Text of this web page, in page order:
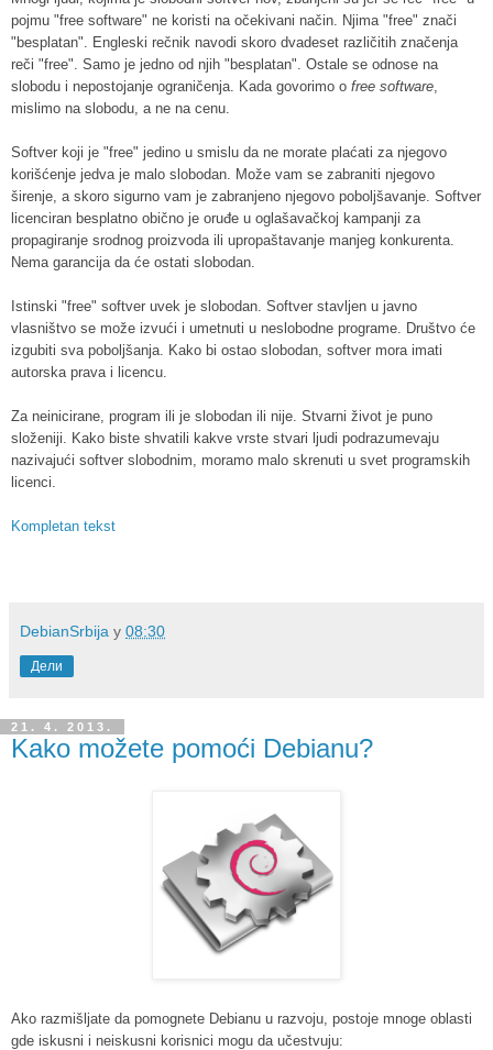
pojmu "free software" ne koristi na očekivani način. Njima "free" znači
"besplatan". Engleski rečnik navodi skoro dvadeset različitih značenja
reči "free". Samo je jedno od njih "besplatan". Ostale se odnose na
slobodu i nepostojanje ograničenja. Kada govorimo o free software,
mislimo na slobodu, a ne na cenu.
Softver koji je "free" jedino u smislu da ne morate plaćati za njegovo
korišćenje jedva je malo slobodan. Može vam se zabraniti njegovo
širenje, a skoro sigurno vam je zabranjeno njegovo poboljšavanje. Softver
licenciran besplatno obično je oruđe u oglašavačkoj kampanji za
propagiranje srodnog proizvoda ili upropaštavanje manjeg konkurenta.
Nema garancija da će ostati slobodan.
Istinski "free" softver uvek je slobodan. Softver stavljen u javno
vlasništvo se može izvući i umetnuti u neslobodne programe. Društvo će
izgubiti sva poboljšanja. Kako bi ostao slobodan, softver mora imati
autorska prava i licencu.
Za neinicirane, program ili je slobodan ili nije. Stvarni život je puno
složeniji. Kako biste shvatili kakve vrste stvari ljudi podrazumevaju
nazivajući softver slobodnim, moramo malo skrenuti u svet programskih
licenci.
Kompletan tekst
DebianSrbija у 08:30
Дели
21. 4. 2013.
Kako možete pomoći Debianu?
Ako razmišljate da pomognete Debianu u razvoju, postoje mnoge oblasti
gde iskusni i neiskusni korisnici mogu da učestvuju: